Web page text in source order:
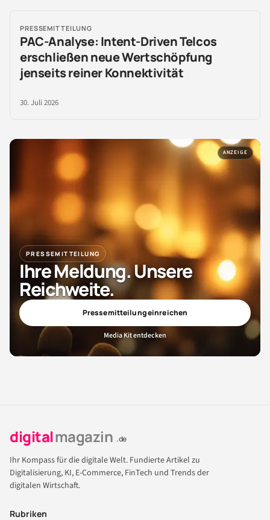
PRESSEMITTEILUNG
PAC-Analyse: Intent-Driven Telcos
erschließen neue Wertschöpfung
jenseits reiner Konnektivität
30. Juli 2026
ANZEIGE
PRESSEMITTEILUNG
Ihre Meldung. Unsere
Reichweite.
Pressemitteilung einreichen
Media Kit entdecken
digitalmagazin .de
Ihr Kompass für die digitale Welt. Fundierte Artikel zu
Digitalisierung, KI, E-Commerce, FinTech und Trends der
digitalen Wirtschaft.
Rubriken